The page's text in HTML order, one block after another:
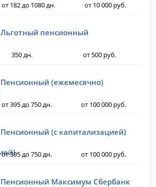
от 182 до 1080 дн. от 10 000 руб.
Льготный пенсионный
350 дн. от 500 руб.
Пенсионный (ежемесячно)
от 395 до 750 дн. от 100 000 руб.
Пенсионный (с капитализацией)
от 395 до 750 дн. от 100 000 руб.
Пенсионный Максимум Сбербанк